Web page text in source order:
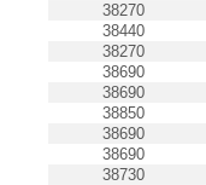
38270
38440
38270
38690
38690
38850
38690
38690
38730